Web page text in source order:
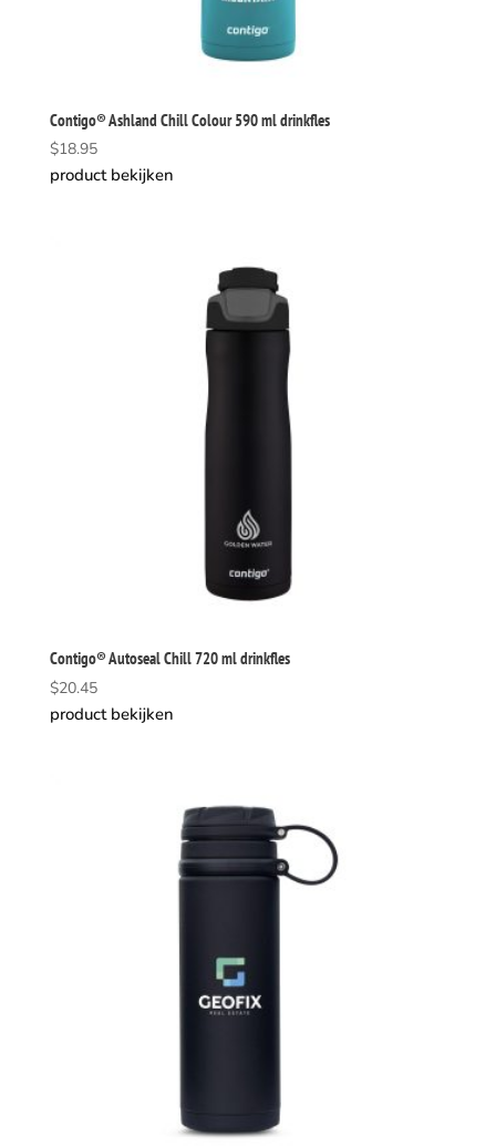
Contigo® Ashland Chill Colour 590 ml drinkfles
$18.95
product bekijken
Contigo® Autoseal Chill 720 ml drinkfles
$20.45
product bekijken